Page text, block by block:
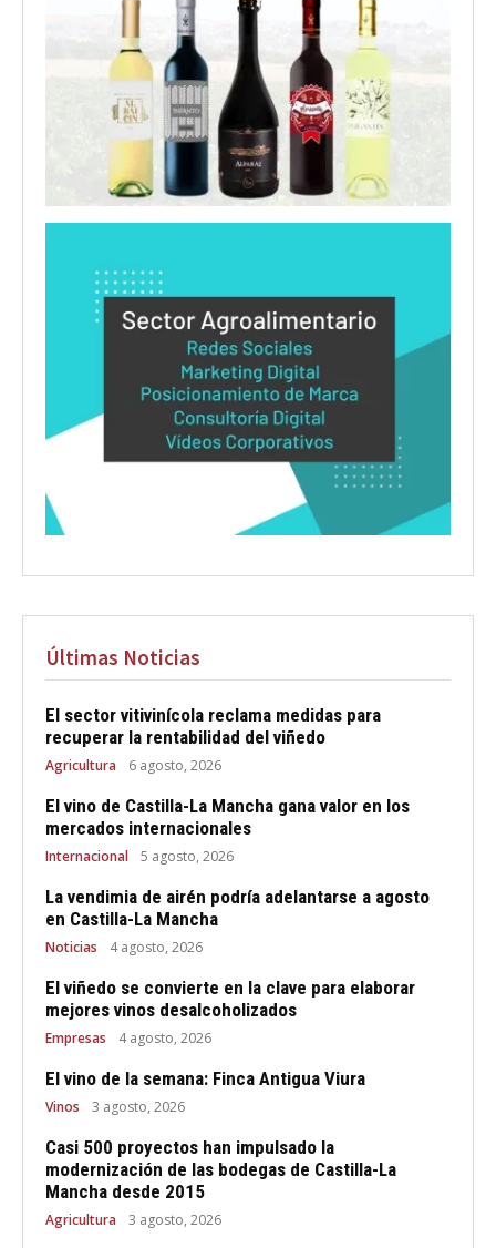
Últimas Noticias
El sector vitivinícola reclama medidas para
recuperar la rentabilidad del viñedo
Agricultura 6 agosto, 2026
El vino de Castilla-La Mancha gana valor en los
mercados internacionales
Internacional 5 agosto, 2026
La vendimia de airén podría adelantarse a agosto
en Castilla-La Mancha
Noticias 4 agosto, 2026
El viñedo se convierte en la clave para elaborar
mejores vinos desalcoholizados
Empresas 4 agosto, 2026
El vino de la semana: Finca Antigua Viura
Vinos 3 agosto, 2026
Casi 500 proyectos han impulsado la
modernización de las bodegas de Castilla-La
Mancha desde 2015
Agricultura 3 agosto, 2026